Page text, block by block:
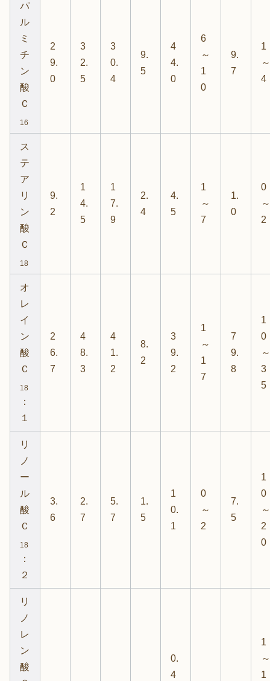
パ
ル
ミ
チ
ン
酸
Ｃ
16
2
9.
0
3
2.
5
3
0.
4
9.
5
4
4.
0
6
～
1
0
9.
7
1
4
ス
テ
ア
リ
ン
酸
Ｃ
18
9.
2
1
4.
5
1
7.
9
2.
4
4.
5
1
～
7
1.
0
0
2
オ
レ
イ
ン
酸
Ｃ
18
：
１
2
6.
7
4
8.
3
4
1.
2
8.
2
3
9.
2
1
～
1
7
7
9.
8
1
0
3
5
リ
ノ
ー
ル
酸
Ｃ
18
：
２
3.
6
2.
7
5.
7
1.
5
1
0.
1
0
～
2
7.
5
1
0
2
0
リ
ノ
レ
ン
酸
0.
4
1
1